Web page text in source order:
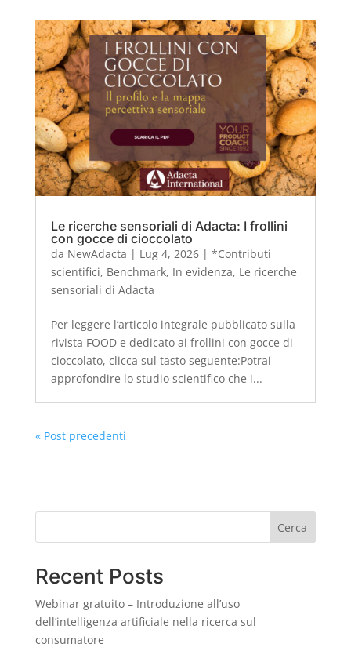
Le ricerche sensoriali di Adacta: I frollini
con gocce di cioccolato
da NewAdacta | Lug 4, 2026| *Contributi
scientifici, Benchmark, In evidenza, Le ricerche
sensoriali di Adacta
Per leggere l’articolo integrale pubblicato sulla
rivista FOOD e dedicato ai frollini con gocce di
cioccolato, clicca sul tasto seguente:Potrai
approfondire lo studio scientifico che i...
« Post precedenti
Cerca
Recent Posts
Webinar gratuito – Introduzione all’uso
dell’intelligenza artificiale nella ricerca sul
consumatore